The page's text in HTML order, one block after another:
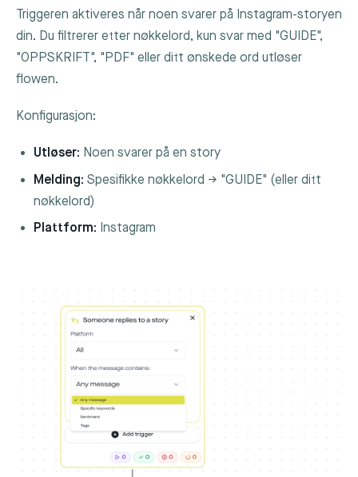
Triggeren aktiveres når noen svarer på Instagram-storyen
din. Du filtrerer etter nøkkelord, kun svar med "GUIDE",
"OPPSKRIFT", "PDF" eller ditt ønskede ord utløser
flowen.
Konfigurasjon:
Utløser: Noen svarer på en story
Melding: Spesifikke nøkkelord → "GUIDE" (eller ditt
nøkkelord)
Plattform: Instagram